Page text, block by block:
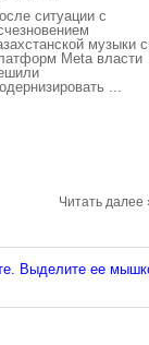
ситуации с
музыки с
Meta власти
...
Читать далее
Выделите ее